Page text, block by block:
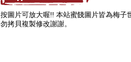
按圖片可放大喔!! 本站蜜餞圖片皆為梅子
勿拷貝複製修改謝謝。